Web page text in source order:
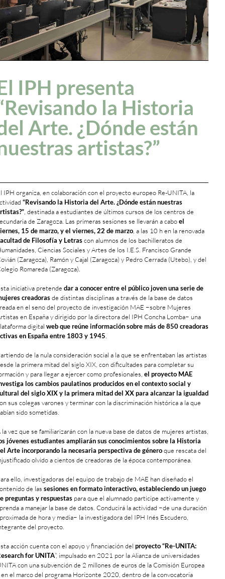
IPH presenta
la Historia
Arte. ¿Dónde están
artistas?”
IPH organiza, en colaboración con el proyecto europeo Re-UNITA, la
“Revisando la Historia del Arte. ¿Dónde están nuestras
, destinada a estudiantes de últimos cursos de los centros de
de Zaragoza. Las primeras sesiones se llevarán a caboel
15 de marzo, y el viernes, 22 de marzo , a las 10 h en la renovada
de Filosofía y Letrascon alumnos de los bachilleratos de
Ciencias Sociales y Artes de los I.E.S. Francisco Grande
(Zaragoza), Ramón y Cajal (Zaragoza) y Pedro Cerrada (Utebo), y del
Romareda (Zaragoza).
iniciativa pretende dar a conocer entre el público joven una serie de
creadorasde distintas disciplinas a través de la base de datos
en el seno del proyecto de investigación MAE −sobre Mujeres
en España y dirigido por la directora del IPH Concha Lomba− una
digital web que reúne información sobre más de 850 creadoras
en España entre 1803 y 1945
de la nula consideración social a la que se enfrentaban las artistas
la primera mitad del siglo XIX, con dificultades para completar su
y para llegar a ejercer como profesionales, el proyecto MAE
los cambios paulatinos producidos en el contexto social y
del siglo XIX y la primera mitad del XX para alcanzar la igualdad
sus colegas varones y terminar con la discriminación histórica a la que
sido sometidas.
la vez que se familiarizarán con la nueva base de datos de mujeres artistas,
jóvenes estudiantes ampliarán sus conocimientos sobre la Historia
Arte incorporando la necesaria perspectiva de géneroque rescata del
olvido a cientos de creadoras de la época contemporánea.
ello, investigadoras del equipo de trabajo de MAE han diseñado el
de las sesiones en formato interactivo, estableciendo un juego
preguntas y respuestas para que el alumnado participe activamente y
a manejar la base de datos. Conducirá la actividad −de una duración
de hora y media− la investigadora del IPH Inés Escudero,
del proyecto.
acción cuenta con el apoyo y financiación del proyecto “Re-UNITA:
for UNITA”, impulsado en 2021 por la Alianza de universidades
con una subvención de 2 millones de euros de la Comisión Europea
en el marco del programa Horizonte 2020, dentro de la convocatoria